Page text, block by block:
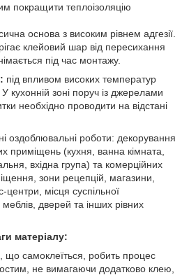
покращити теплоізоляцію
основа з високим рівнем адгезії.
клейовий шар від пересихання
під час монтажу.
під впливом високих температур
зоні поруч із джерелами
необхідно проводити на відстані
оздоблювальні роботи: декорування
приміщень (кухня, ванна кімната,
вхідна група) та комерційних
зони рецепцій, магазини,
місця суспільної
дверей та інших рівних
матеріалу:
що самоклеїться, робить процес
не вимагаючи додатково клею,